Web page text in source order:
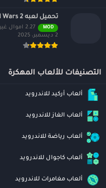
تحميل لعبه Bid Wars 2 مهكره للاندرويد 2026
MOD
2.27 اموال غير محدودة
2 ديسمبر، 2025
التصنيفات للألعاب المهكرة
ألعاب أركيد للاندرويد
ألعاب الغاز للاندرويد
ألعاب رياضة للاندرويد
ألعاب كاجوال للاندرويد
ألعاب مغامرات للاندرويد